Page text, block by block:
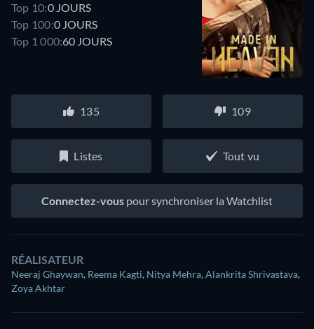
Top 10:0 JOURS
Top 100:0 JOURS
Top 1 000:60 JOURS
135 109
Listes Tout vu
Connectez-vous pour synchroniser la Watchlist
RÉALISATEUR
Neeraj Ghaywan, Reema Kagti, Nitya Mehra,Alankrita Shrivastava,
Zoya Akhtar